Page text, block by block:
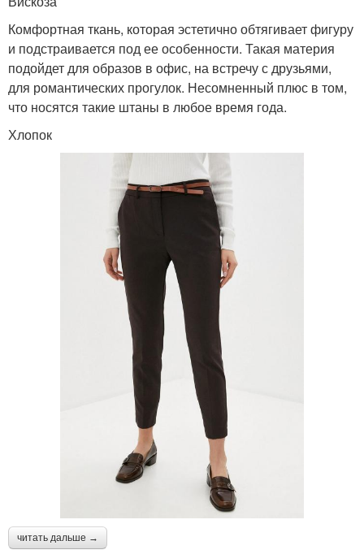
Комфортная ткань, которая эстетично обтягивает фигуру
и подстраивается под ее особенности. Такая материя
подойдет для образов в офис, на встречу с друзьями,
для романтических прогулок. Несомненный плюс в том,
что носятся такие штаны в любое время года.
Хлопок
читать дальше →